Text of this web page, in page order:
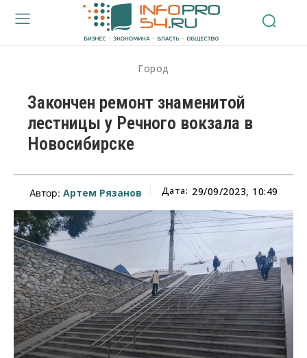
Город
Закончен ремонт знаменитой
лестницы у Речного вокзала в
Новосибирске
Автор: Артем Рязанов Дата: 29/09/2023, 10:49